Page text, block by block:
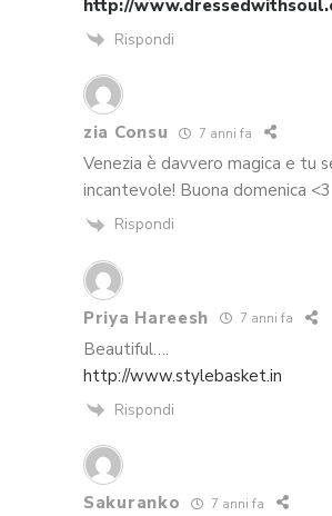
http://
Rispondi
zia Consu 7 anni fa
Venezia è davvero magica e tu
incantevole! Buona domenica <3
Rispondi
Priya Hareesh 7 anni fa
Beautiful….
http://www.stylebasket.in
Rispondi
Sakuranko 7 anni fa